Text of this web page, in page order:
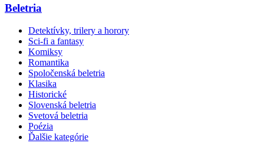
Beletria
Detektívky, trilery a horory
Sci-fi a fantasy
Komiksy
Romantika
Spoločenská beletria
Klasika
Historické
Slovenská beletria
Svetová beletria
Poézia
Ďalšie kategórie